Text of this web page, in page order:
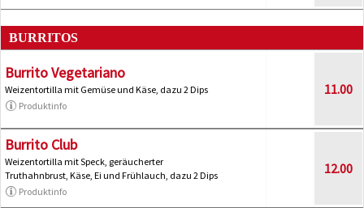
BURRITOS
Burrito Vegetariano
Weizentortilla mit Gemüse und Käse, dazu 2 Dips
Produktinfo
11.00
Burrito Club
Weizentortilla mit Speck, geräucherter
Truthahnbrust, Käse, Ei und Frühlauch, dazu 2 Dips
Produktinfo
12.00